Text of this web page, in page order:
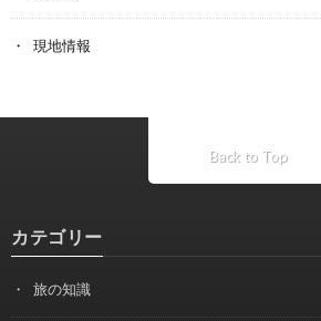
現地情報
Back to Top
カテゴリー
旅の知識